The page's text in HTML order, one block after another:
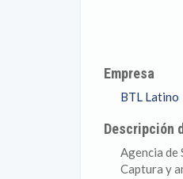
Empresa
BTL Latino
Descripción
Agencia de
Captura y